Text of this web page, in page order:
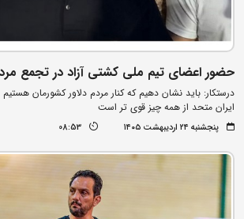
حضور اعضای تیم ملی کشتی آزاد در تجمع
درستکار: باید نشان دهیم که کنار مردم دلاور کشورمان هستیم
ایران متحد از همه چیز قوی تر است
پنجشنبه ۲۴ اردیبهشت ۱۴۰۵ 08:53